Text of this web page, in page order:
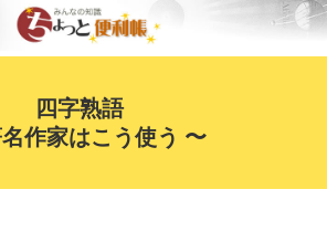
四字熟語
作家はこう使う 〜